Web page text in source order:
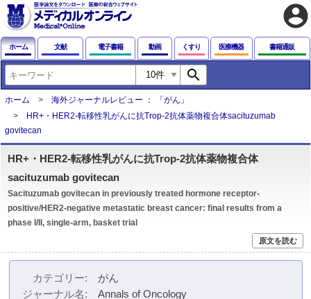
account_circle
ホーム 文献 電子書籍 動画 くすり 医療機器 書籍通販
search
ホーム
海外ジャーナルレビュー ： 「がん」
HR+・HER2-転移性乳がんに抗Trop-2抗体薬物複合体sacituzumab
govitecan
HR+・HER2-転移性乳がんに抗Trop-2抗体薬物複合体
sacituzumab govitecan
Sacituzumab govitecan in previously treated hormone receptor-
positive/HER2-negative metastatic breast cancer: final results from a
phase I/II, single-arm, basket trial
原文を読む
カテゴリー
がん
ジャーナル名
Annals of Oncology